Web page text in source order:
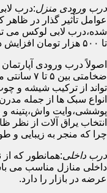
درب ورودی منزل:درب
عوامل تأثیر گذار در
تا ۵۰۰ هزار تومان افزایش دهد.
اصولاً درب ورودی
ضخامتی
تواند از ترکیب شیشه و
انواع سبک ها از جمله
پوششی،وایت واش،پتینه
انتخاب یراق آلات از نظر
چرا که منجر به زیبایی
درب داخلی:همانطور که
داخلی منازل مناسب می
عرضه در بازار را دارد.